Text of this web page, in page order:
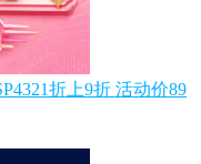
折上9折 活动价89